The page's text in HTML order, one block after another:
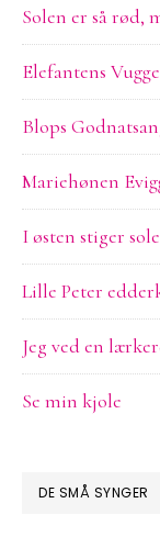
Solen er så rød,
Elefantens
Blops
Mariehønen
I østen stiger
Lille Peter
Jeg ved en
Se min kjole
DE SMÅ SYNGER